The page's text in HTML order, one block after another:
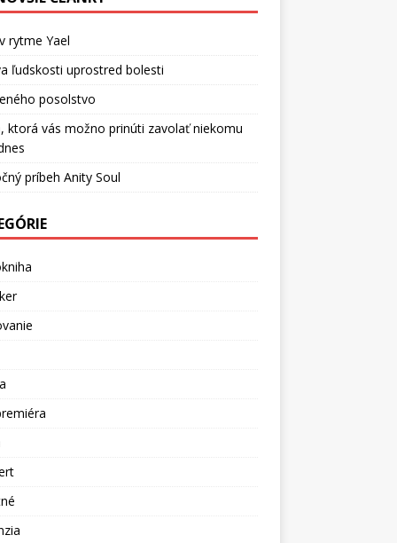
rytme Yael
ľudskosti uprostred bolesti
posolstvo
ktorá vás možno prinúti zavolať niekomu
príbeh Anity Soul